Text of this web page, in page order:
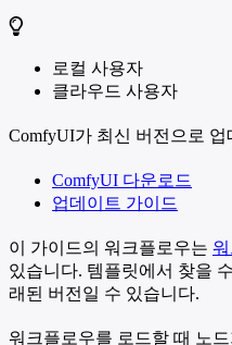
로컬 사용자
클라우드 사용자
ComfyUI가 최신 버전으로
ComfyUI 다운로드
업데이트 가이드
이 가이드의 워크플로우는
있습니다. 템플릿에서 찾을
래된 버전일 수 있습니다.
워크플로우를 로드할 때 노